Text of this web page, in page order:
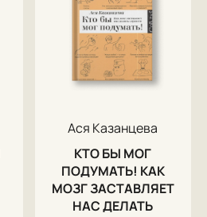
Ася Казанцева
КТО БЫ МОГ
ПОДУМАТЬ! КАК
МОЗГ ЗАСТАВЛЯЕТ
НАС ДЕЛАТЬ